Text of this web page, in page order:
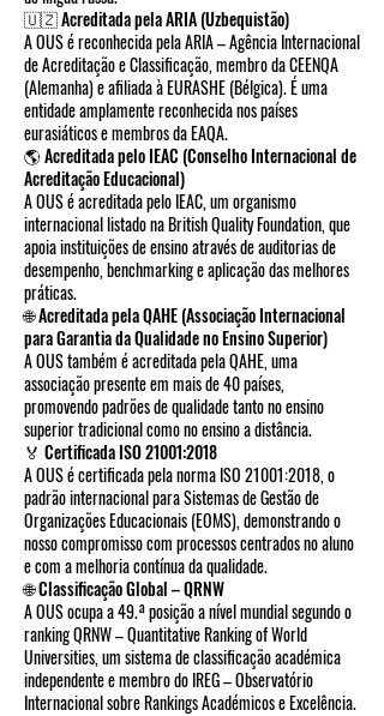
🇺🇿 Acreditada pela ARIA (Uzbequistão)
A OUS é reconhecida pela ARIA – Agência Internacional
de Acreditação e Classificação, membro da CEENQA
(Alemanha) e afiliada à EURASHE (Bélgica). É uma
entidade amplamente reconhecida nos países
eurasiáticos e membros da EAQA.
🌎 Acreditada pelo IEAC (Conselho Internacional de
Acreditação Educacional)
A OUS é acreditada pelo IEAC, um organismo
internacional listado na British Quality Foundation, que
apoia instituições de ensino através de auditorias de
desempenho, benchmarking e aplicação das melhores
práticas.
🌐 Acreditada pela QAHE (Associação Internacional
para Garantia da Qualidade no Ensino Superior)
A OUS também é acreditada pela QAHE, uma
associação presente em mais de 40 países,
promovendo padrões de qualidade tanto no ensino
superior tradicional como no ensino a distância.
🏅 Certificada ISO 21001:2018
A OUS é certificada pela norma ISO 21001:2018, o
padrão internacional para Sistemas de Gestão de
Organizações Educacionais (EOMS), demonstrando o
nosso compromisso com processos centrados no aluno
e com a melhoria contínua da qualidade.
🌐 Classificação Global – QRNW
A OUS ocupa a 49.ª posição a nível mundial segundo o
ranking QRNW – Quantitative Ranking of World
Universities, um sistema de classificação académica
independente e membro do IREG – Observatório
Internacional sobre Rankings Académicos e Excelência.